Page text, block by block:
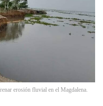
erosión fluvial en el Magdalena.